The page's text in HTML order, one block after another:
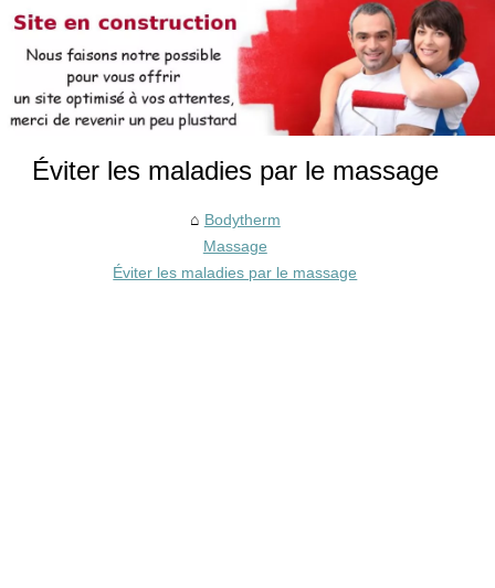
Éviter les maladies par le massage
Bodytherm
Massage
Éviter les maladies par le massage